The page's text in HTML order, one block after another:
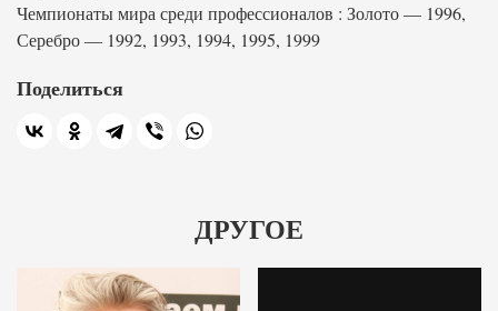
Чемпионаты мира среди профессионалов : Золото — 1996,
Серебро — 1992, 1993, 1994, 1995, 1999
Поделиться
ДРУГОЕ